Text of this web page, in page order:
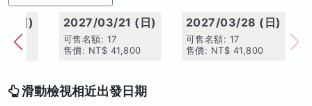
(日) 2027/03/21 (日)
可售名額: 17
售價: NT$ 41,800
2027/03/28 (日)
可售名額: 17
售價: NT$ 41,800
滑動檢視相近出發日期